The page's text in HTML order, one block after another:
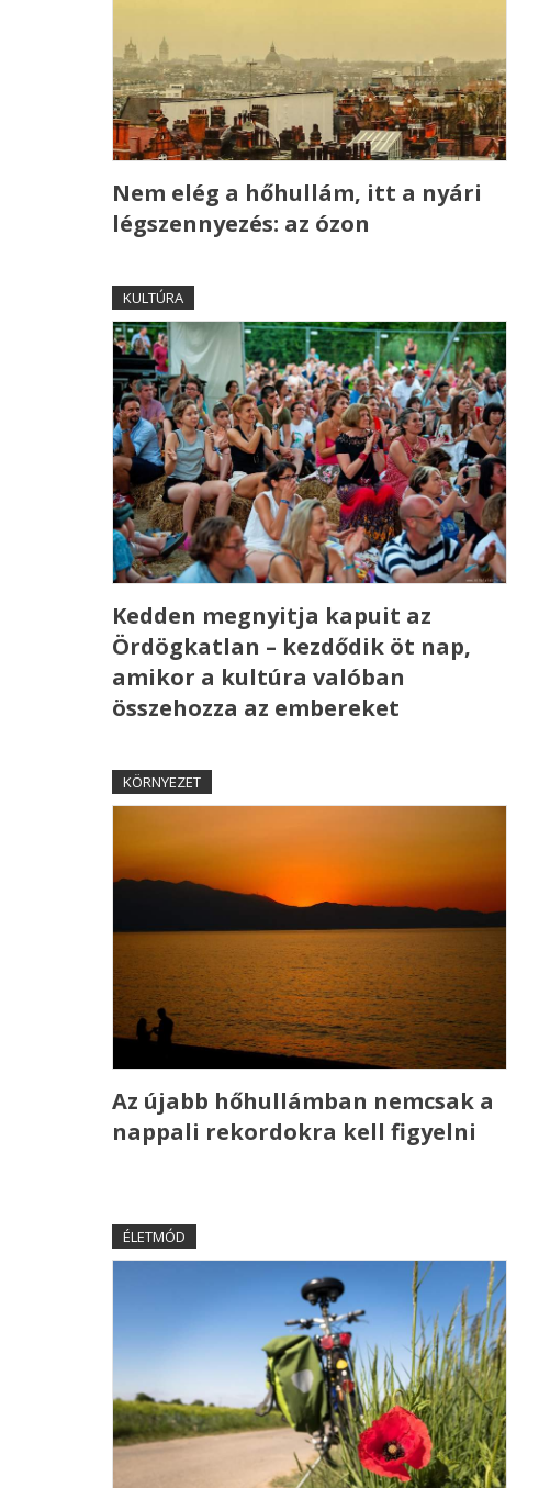
Nem elég a hőhullám, itt a nyári
légszennyezés: az ózon
KULTÚRA
Kedden megnyitja kapuit az
Ördögkatlan – kezdődik öt nap,
amikor a kultúra valóban
összehozza az embereket
KÖRNYEZET
Az újabb hőhullámban nemcsak a
nappali rekordokra kell figyelni
ÉLETMÓD